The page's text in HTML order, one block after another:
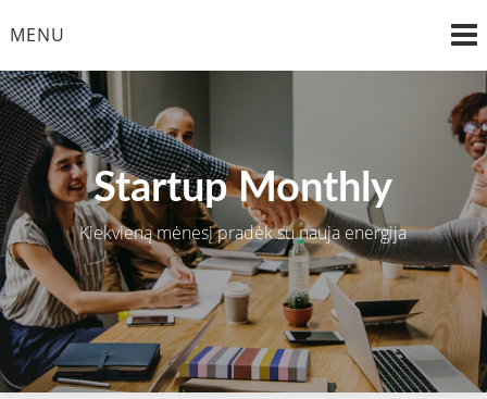
toMENU
Startup Monthly
Kiekvieną mėnesį pradėk su nauja energija